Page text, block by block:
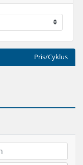
Pris/Cyklus